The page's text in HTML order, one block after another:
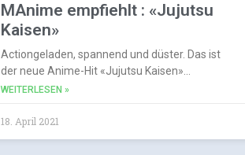
MAnime empfiehlt : «Jujutsu
Kaisen»
Actiongeladen, spannend und düster. Das ist
der neue Anime-Hit «Jujutsu Kaisen»…
WEITERLESEN »
18. April 2021